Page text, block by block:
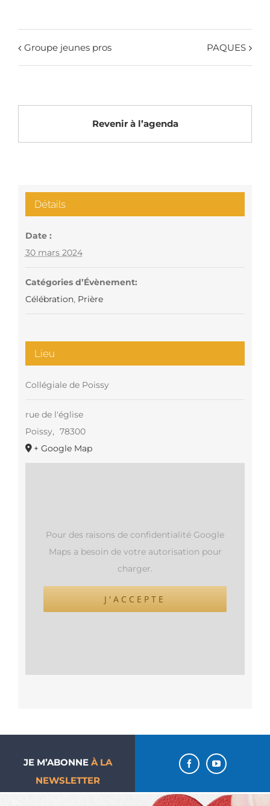
Groupe jeunes pros PAQUES
Revenir à l’agenda
Détails
Date :
30 mars 2024
Catégories d’Évènement:
Célébration, Prière
Lieu
Collégiale de Poissy
rue de l'église
Poissy, 78300
+ Google Map
Pour des raisons de confidentialité Google
Maps a besoin de votre autorisation pour
charger.
J'ACCEPTE
JE M’ABONNE À LA
NEWSLETTER